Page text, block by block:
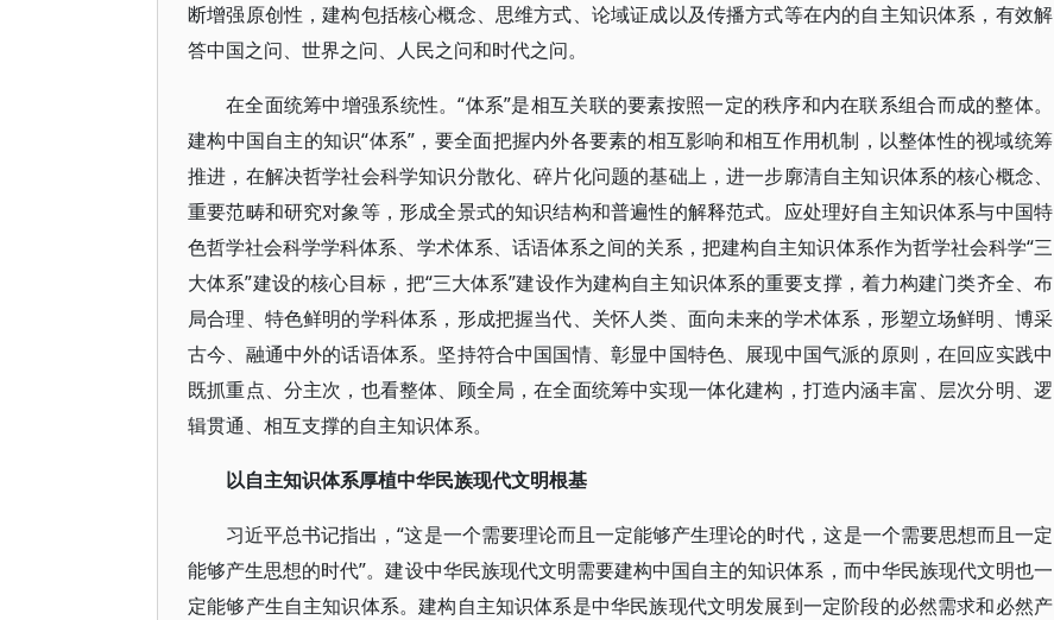
断增强原创性，建构包括核心概念、思维方式、论域证成以及传播方式等在内的自主知识体系，有效解
答中国之问、世界之问、人民之问和时代之问。
在全面统筹中增强系统性。“体系”是相互关联的要素按照一定的秩序和内在联系组合而成的整体。
建构中国自主的知识“体系”，要全面把握内外各要素的相互影响和相互作用机制，以整体性的视域统筹
推进，在解决哲学社会科学知识分散化、碎片化问题的基础上，进一步廓清自主知识体系的核心概念、
重要范畴和研究对象等，形成全景式的知识结构和普遍性的解释范式。应处理好自主知识体系与中国特
色哲学社会科学学科体系、学术体系、话语体系之间的关系，把建构自主知识体系作为哲学社会科学“三
大体系”建设的核心目标，把“三大体系”建设作为建构自主知识体系的重要支撑，着力构建门类齐全、布
局合理、特色鲜明的学科体系，形成把握当代、关怀人类、面向未来的学术体系，形塑立场鲜明、博采
古今、融通中外的话语体系。坚持符合中国国情、彰显中国特色、展现中国气派的原则，在回应实践中
既抓重点、分主次，也看整体、顾全局，在全面统筹中实现一体化建构，打造内涵丰富、层次分明、逻
辑贯通、相互支撑的自主知识体系。
以自主知识体系厚植中华民族现代文明根基
习近平总书记指出，“这是一个需要理论而且一定能够产生理论的时代，这是一个需要思想而且一定
能够产生思想的时代”。建设中华民族现代文明需要建构中国自主的知识体系，而中华民族现代文明也一
定能够产生自主知识体系。建构自主知识体系是中华民族现代文明发展到一定阶段的必然需求和必然产